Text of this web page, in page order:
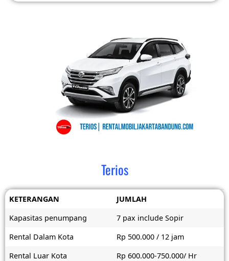
Terios
KETERANGAN
JUMLAH
Kapasitas penumpang
7 pax include Sopir
Rental Dalam Kota
Rp 500.000 / 12 jam
Rental Luar Kota
Rp 600.000-750.000/ Hr